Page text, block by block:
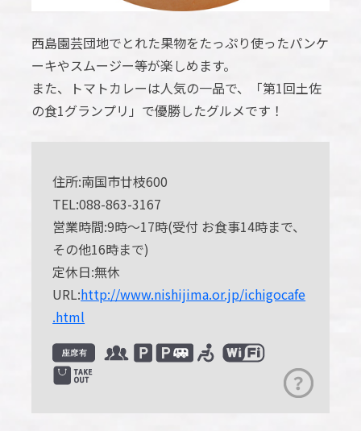
西島園芸団地でとれた果物をたっぷり使ったパンケ
ーキやスムージー等が楽しめます。
また、トマトカレーは人気の一品で、「第1回土佐
の食1グランプリ」で優勝したグルメです！
住所:南国市廿枝600
TEL:088-863-3167
営業時間:9時～17時(受付 お食事14時まで、
その他16時まで)
定休日:無休
URL:http://www.nishijima.or.jp/ichigocafe
.html